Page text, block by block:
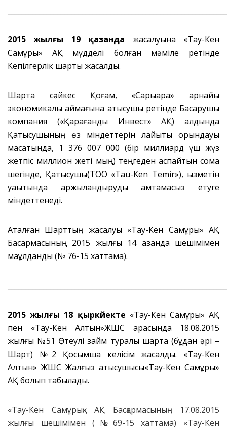
2015 жылғы 19 қазанда жасалуына «Тау-Кен
Самұрық» АҚ мүдделі болған мәміле ретінде
Кепілгерлік шарты жасалды.
Шартқа сәйкес Қоғам, «Сарыарқа» арнайы
экономикалық аймағына қатысушы ретінде Басқарушы
компания («Қарағанды Инвест» АҚ) алдында
Қатысушының өз міндеттерін лайықты орындауы
мақсатында, 1 376 007 000 (бір миллиард үш жүз
жетпіс миллион жеті мың) теңгеден аспайтын сома
шегінде, Қатысушы(ТОО «Tau-Ken Temir»), қызметін
уақытында қаржыландыруды қамтамасыз етуге
міндеттенеді.
Аталған Шарттың жасалуы «Тау-Кен Самұрық» АҚ
Басқармасының 2015 жылғы 14 қазанда шешімімен
мақұлданды (№ 76-15 хаттама).
2015 жылғы 18 қыркүйекте «Тау-Кен Самұрық» АҚ
пен «Тау-Кен Алтын»ЖШС арасында 18.08.2015
жылғы №51 Өтеулі займ туралы шартқа (бұдан әрі –
Шарт) №2 Қосымша келісім жасалды. «Тау-Кен
Алтын» ЖШС Жалғыз қатысушысы«Тау-Кен Самұрық»
АҚ болып табылады.
«Тау-Кен Самұрық» АҚ Басқармасының 17.08.2015
жылғы шешімімен (№69-15 хаттама) «Тау-Кен